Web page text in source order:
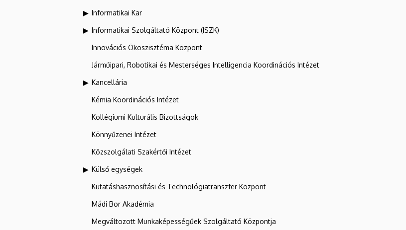
Informatikai Kar
Informatikai Szolgáltató Központ (ISZK)
Innovációs Ökoszisztéma Központ
Járműipari, Robotikai és Mesterséges Intelligencia Koordinációs Intézet
Kancellária
Kémia Koordinációs Intézet
Kollégiumi Kulturális Bizottságok
Könnyűzenei Intézet
Közszolgálati Szakértői Intézet
Külső egységek
Kutatáshasznosítási és Technológiatranszfer Központ
Mádi Bor Akadémia
Megváltozott Munkaképességűek Szolgáltató Központja